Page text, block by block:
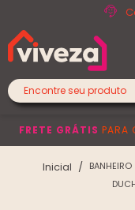
FRETE GRÁTIS PARA
BANHEIRO